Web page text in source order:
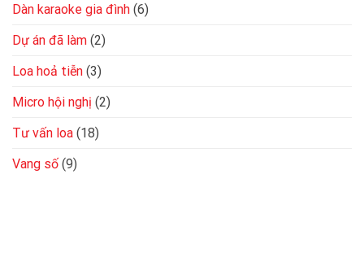
Dàn karaoke gia đình (6)
Dự án đã làm (2)
Loa hoả tiễn (3)
Micro hội nghị (2)
Tư vấn loa (18)
Vang số (9)